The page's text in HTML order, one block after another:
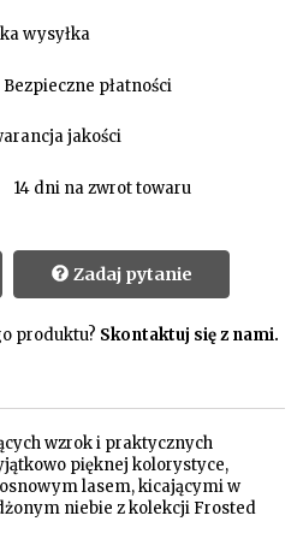
wysyłka
Bezpieczne płatności
jakości
14 dni na zwrot towaru
Zadaj pytanie
produktu? Skontaktuj się z nami.
wzrok i praktycznych
pięknej kolorystyce,
lasem, kicającymi w
niebie z kolekcji Frosted